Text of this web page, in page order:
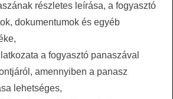
részletes leírása, a fogyasztó
dokumentumok és egyéb
a fogyasztó panaszával
amennyiben a panasz
lehetséges,